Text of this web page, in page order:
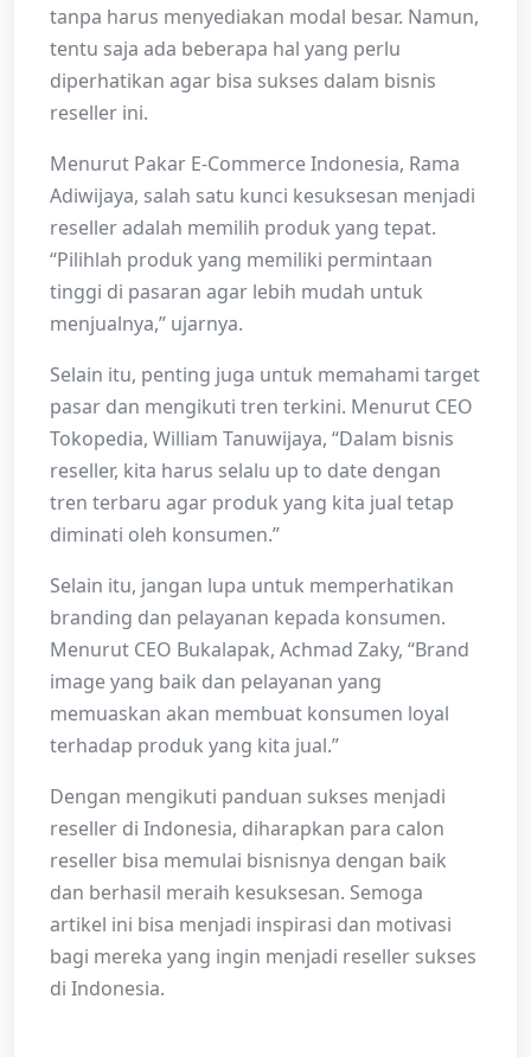
tanpa harus menyediakan modal besar. Namun,
tentu saja ada beberapa hal yang perlu
diperhatikan agar bisa sukses dalam bisnis
reseller ini.
Menurut Pakar E-Commerce Indonesia, Rama
Adiwijaya, salah satu kunci kesuksesan menjadi
reseller adalah memilih produk yang tepat.
“Pilihlah produk yang memiliki permintaan
tinggi di pasaran agar lebih mudah untuk
menjualnya,” ujarnya.
Selain itu, penting juga untuk memahami target
pasar dan mengikuti tren terkini. Menurut CEO
Tokopedia, William Tanuwijaya, “Dalam bisnis
reseller, kita harus selalu up to date dengan
tren terbaru agar produk yang kita jual tetap
diminati oleh konsumen.”
Selain itu, jangan lupa untuk memperhatikan
branding dan pelayanan kepada konsumen.
Menurut CEO Bukalapak, Achmad Zaky, “Brand
image yang baik dan pelayanan yang
memuaskan akan membuat konsumen loyal
terhadap produk yang kita jual.”
Dengan mengikuti panduan sukses menjadi
reseller di Indonesia, diharapkan para calon
reseller bisa memulai bisnisnya dengan baik
dan berhasil meraih kesuksesan. Semoga
artikel ini bisa menjadi inspirasi dan motivasi
bagi mereka yang ingin menjadi reseller sukses
di Indonesia.